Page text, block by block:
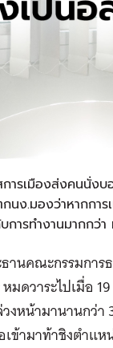
การเมืองส่งคนนั่ง
นง.มองว่าหากการ
การทำงานมากกว่
ธานคณะกรรมกา
มดวาระไปเมื่อ
วงหน้ามานานกว่
เข้ามาท้าชิงตำแ